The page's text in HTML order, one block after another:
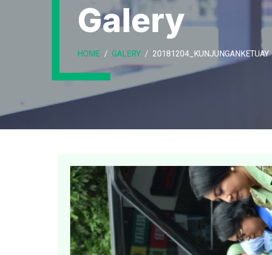
Galery
HOME GALERY 20181204_KUNJUNGANKETUAY